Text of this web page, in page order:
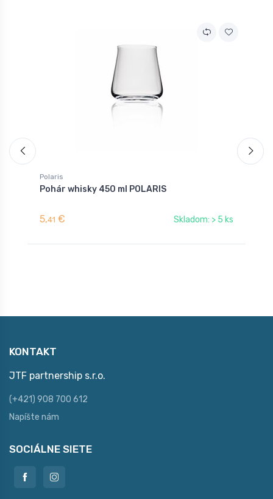
Polaris
Pohár whisky 450 ml POLARIS
5,41 € Skladom: > 5 ks
KONTAKT
JTF partnership s.r.o.
(+421) 908 700 612
Napíšte nám
SOCIÁLNE SIETE